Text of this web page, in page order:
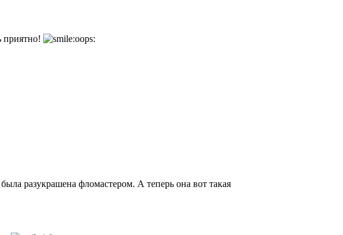
приятно!
разукрашена фломастером. А теперь она вот такая